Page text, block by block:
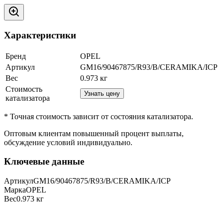
Характеристики
Бренд
OPEL
Артикул
GM16/90467875/R93/B/CERAMIKA/ICP
Вес
0.973 кг
Стоимость
катализатора
Узнать цену
* Точная стоимость зависит от состояния катализатора.
Оптовым клиентам повышенный процент выплаты,
обсуждение условий индивидуально.
Ключевые данные
АртикулGM16/90467875/R93/B/CERAMIKA/ICP
МаркаOPEL
Вес0.973 кг